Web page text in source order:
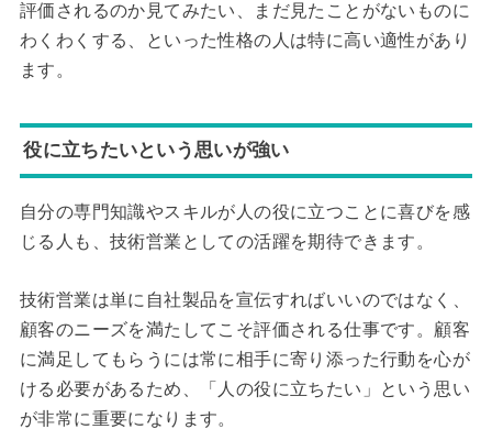
評価されるのか見てみたい、まだ見たことがないものに
わくわくする、といった性格の人は特に高い適性があり
ます。
役に立ちたいという思いが強い
自分の専門知識やスキルが人の役に立つことに喜びを感
じる人も、技術営業としての活躍を期待できます。
技術営業は単に自社製品を宣伝すればいいのではなく、
顧客のニーズを満たしてこそ評価される仕事です。顧客
に満足してもらうには常に相手に寄り添った行動を心が
ける必要があるため、「人の役に立ちたい」という思い
が非常に重要になります。